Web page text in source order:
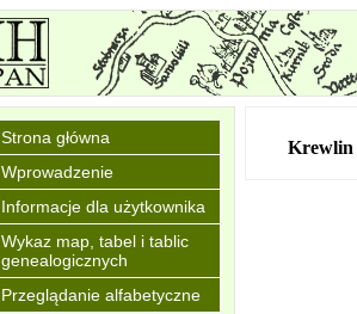
Strona główna
Wprowadzenie
Informacje dla użytkownika
Wykaz map, tabel i tablic
genealogicznych
Przeglądanie alfabetyczne
Krewlin